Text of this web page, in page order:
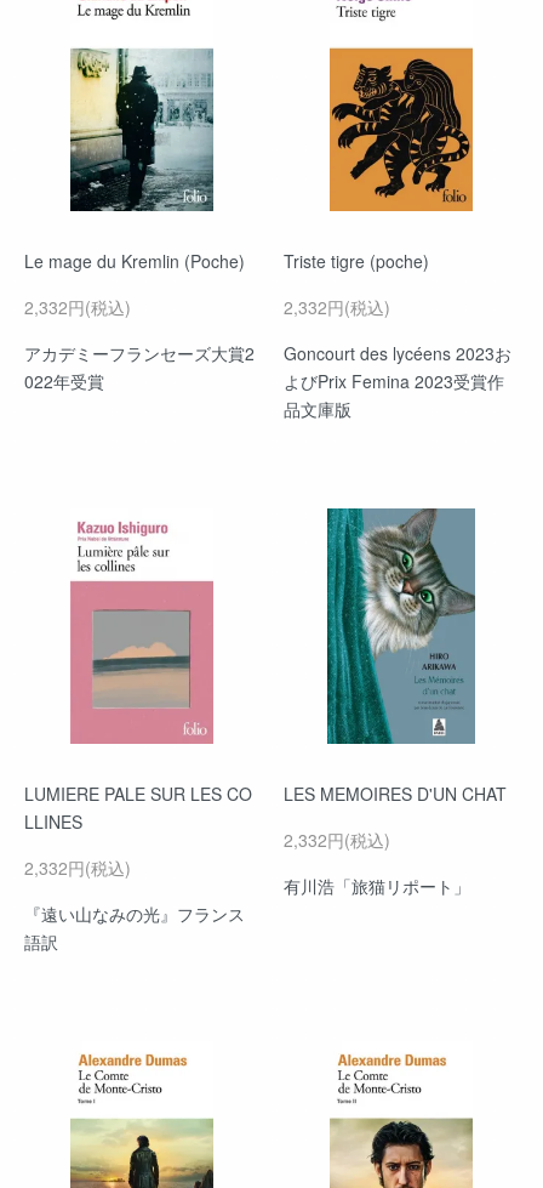
Le mage du Kremlin (Poche)
2,332円(税込)
アカデミーフランセーズ大賞2
022年受賞
Triste tigre (poche)
2,332円(税込)
Goncourt des lycéens 2023お
よびPrix Femina 2023受賞作
品文庫版
LUMIERE PALE SUR LES CO
LLINES
2,332円(税込)
『遠い山なみの光』フランス
語訳
LES MEMOIRES D'UN CHAT
2,332円(税込)
有川浩「旅猫リポート」